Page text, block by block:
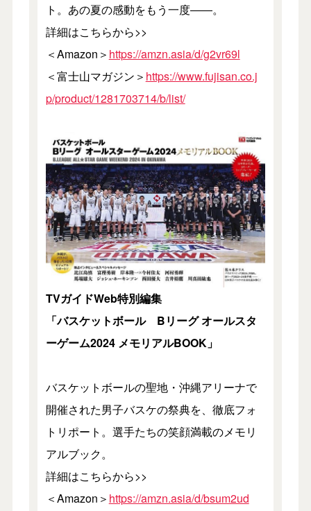
ト。あの夏の感動をもう一度――。
詳細はこちらから>>
＜Amazon＞ https://amzn.asia/d/g2vr69l
＜富士山マガジン＞ https://www.fujisan.co.j
p/product/1281703714/b/list/
TVガイドWeb特別編集
「バスケットボール Bリーグ オールスタ
ーゲーム2024 メモリアルBOOK」
バスケットボールの聖地・沖縄アリーナで
開催された男子バスケの祭典を、徹底フォ
トリポート。選手たちの笑顔満載のメモリ
アルブック。
詳細はこちらから>>
＜Amazon＞ https://amzn.asia/d/bsum2ud